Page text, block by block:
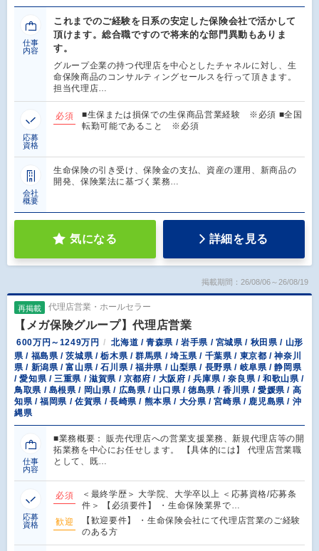
仕事
内容
これまでのご経験を日系の安定した保険会社で活かして
頂けます。総合職ですので将来的な部門異動もありま
す。
グループ企業の持つ代理店を中心としたチャネルに対し、生
命保険商品のコンサルティングセールスを行って頂きます。
担当代理店…
応募
資格
必須
■生保または損保での生保商品営業経験 ※必須 ■全国
転勤可能であること ※必須
会社
概要
生命保険の引き受け、保険金の支払、資産の運用、新商品の
開発、保険業法に基づく業務…
気になる 詳細を見る
掲載期間：26/08/06～26/08/19
再掲載 代理店営業・ホールセラー
【メガ保険グループ】代理店営業
600万円～1249万円
北海道 / 青森県 / 岩手県 / 宮城県 / 秋田県 / 山形
県 / 福島県 / 茨城県 / 栃木県 / 群馬県 / 埼玉県 / 千葉県 / 東京都 / 神奈川
県 / 新潟県 / 富山県 / 石川県 / 福井県 / 山梨県 / 長野県 / 岐阜県 / 静岡県
/ 愛知県 / 三重県 / 滋賀県 / 京都府 / 大阪府 / 兵庫県 / 奈良県 / 和歌山県 /
鳥取県 / 島根県 / 岡山県 / 広島県 / 山口県 / 徳島県 / 香川県 / 愛媛県 / 高
知県 / 福岡県 / 佐賀県 / 長崎県 / 熊本県 / 大分県 / 宮崎県 / 鹿児島県 / 沖
縄県
仕事
内容
■業務概要： 販売代理店への営業支援業務、新規代理店等の開
拓業務を中心にお任せします。 【具体的には】 代理店営業職
として、既…
応募
資格
必須
＜最終学歴＞ 大学院、大学卒以上 ＜応募資格/応募条
件＞ 【必須要件】 ・生命保険業界で…
歓迎
【歓迎要件】 ・生命保険会社にて代理店営業のご経験
のある方